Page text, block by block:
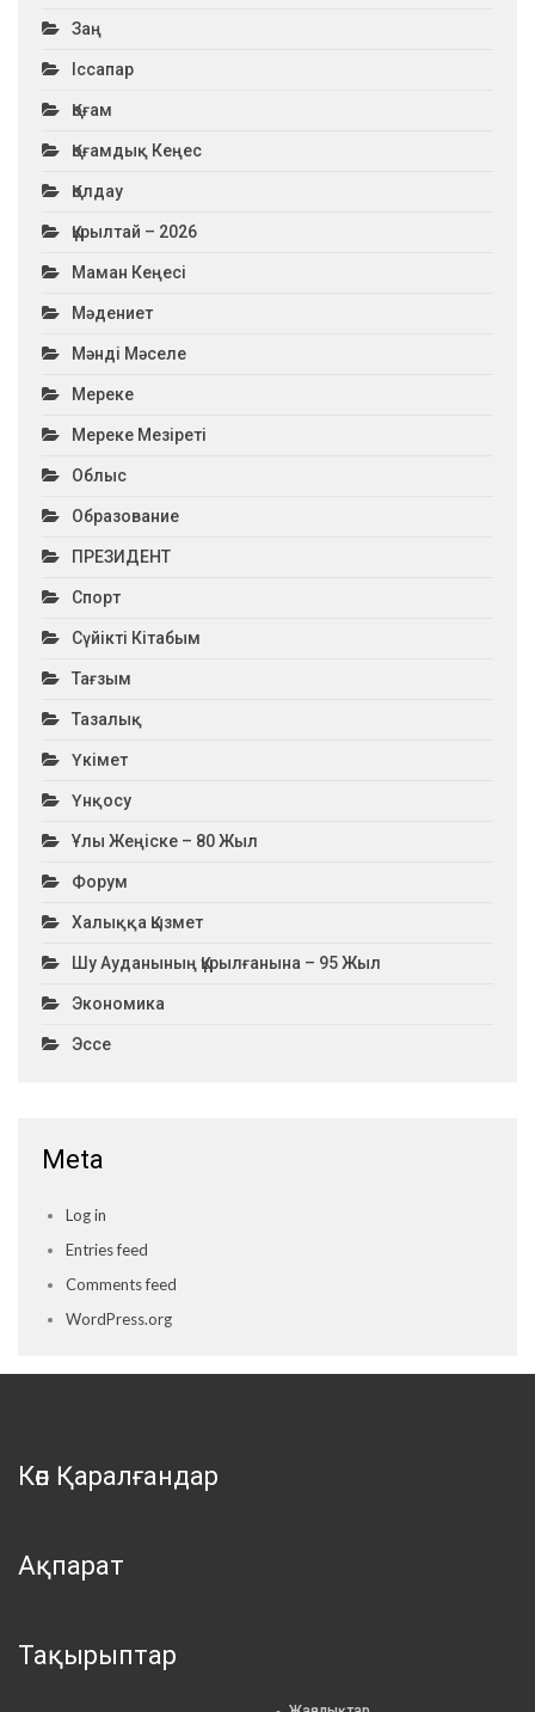
Заң
Іссапар
Қоғам
Қоғамдық Кеңес
Қолдау
Құрылтай – 2026
Маман Кеңесі
Мәдениет
Мәнді Мәселе
Мереке
Мереке Мезіреті
Облыс
Образование
ПРЕЗИДЕНТ
Спорт
Сүйікті Кітабым
Тағзым
Тазалық
Үкімет
Үнқосу
Ұлы Жеңіске – 80 Жыл
Форум
Халыққа Қызмет
Шу Ауданының Құрылғанына – 95 Жыл
Экономика
Эссе
Meta
Log in
Entries feed
Comments feed
WordPress.org
Көп Қаралғандар
Ақпарат
Тақырыптар